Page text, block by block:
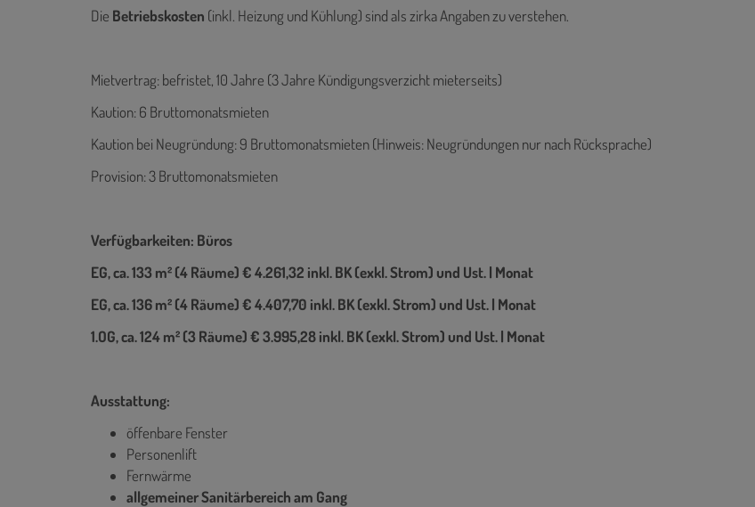
Die Betriebskosten (inkl. Heizung und Kühlung) sind als zirka Angaben zu verstehen.
Mietvertrag: befristet, 10 Jahre (3 Jahre Kündigungsverzicht mieterseits)
Kaution: 6 Bruttomonatsmieten
Kaution bei Neugründung: 9 Bruttomonatsmieten (Hinweis: Neugründungen nur nach Rücksprache)
Provision: 3 Bruttomonatsmieten
Verfügbarkeiten: Büros
EG, ca. 133 m² (4 Räume) € 4.261,32 inkl. BK (exkl. Strom) und Ust. | Monat
EG, ca. 136 m² (4 Räume) € 4.407,70 inkl. BK (exkl. Strom) und Ust. | Monat
1.OG, ca. 124 m² (3 Räume) € 3.995,28 inkl. BK (exkl. Strom) und Ust. | Monat
Ausstattung:
öffenbare Fenster
Personenlift
Fernwärme
allgemeiner Sanitärbereich am Gang